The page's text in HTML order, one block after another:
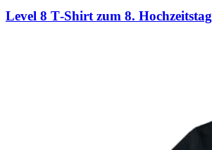
Level 8 T‑Shirt zum 8. Hochzeitstag